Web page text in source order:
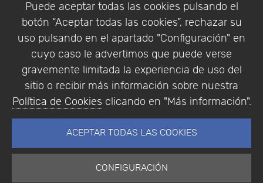
Puede aceptar todas las cookies pulsando el
botón “Aceptar todas las cookies”, rechazar su
uso pulsando en el apartado "Configuración" en
cuyo caso le advertimos que puede verse
gravemente limitada la experiencia de uso del
sitio o recibir más información sobre nuestra
Política de Cookies clicando en "Más información".
ACEPTAR TODAS LAS COOKIES
CONFIGURACIÓN
Empresa|Aviso Legal| Política de Privacidad |
Política de Cookies
© Copyright 1994 - 2026. Addlink Software
Científico, S.L.
Portugal.